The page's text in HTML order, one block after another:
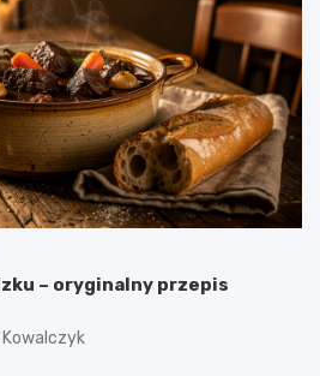
– oryginalny przepis
Kowalczyk